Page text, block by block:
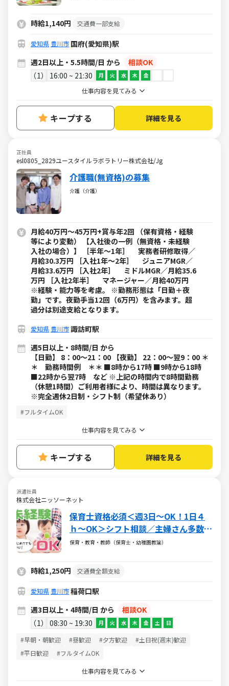
時給1,140円 交通費一部支給
愛知県 豊川市 国府(愛知県)駅
週2日以上・5.5時間/日 から
相談OK
1
16:00 ~ 21:30 月 火 水 木 金
仕事内容を見てみる
キープする 詳細を見る
正社員
esl0805_2829ユースタイルラボラトリー株式会社/Jg
介護職(無資格)の募集
介護（介護）
月給40万円～45万円+賞与年2回 （保有資格・経験
等により変動） 【入社後の一例（無資格・未経験
入社の場合）】 ［半年～1年］ 実務者研修取得／
月給30.3万円 ［入社1年～2年］ ジュニアMGR／
月給33.6万円 ［入社2年］ ミドルMGR／月給35.6
万円 ［入社2年半］ マネージャー／月給40万円
※経験・能力等を考慮。 ※勤務形態は「日勤＋夜
勤」です。夜勤手当12回（6万円）を含みます。超
過分は別途支給となります。
愛知県 豊川市諏訪町駅
週5日以上・8時間/日 から
【日勤】 8：00～21：00 【夜勤】 22：00～翌9：00 ＊
＊ 勤務時間例 ＊＊ ■8時から17時 ■9時から18時
■22時から翌7時 など ※上記の時間内で8時間勤務
（休憩1時間）ご利用者様により、時間は異なります。
※完全週休2日制・シフト制（希望休あり）
#フルタイムOK
仕事内容を見てみる
キープする 詳細を見る
派遣社員
株式会社ニッソーネット
保育士資格必須＜週3日～OK！1日４
ｈ～OK＞シフト相談／主婦さん多数活
躍中♪
保育・教育・教師（保育士・幼稚園教諭）
時給1,250円 交通費全額支給
愛知県 豊川市稲荷口駅
週3日以上・4時間/日 から
相談OK
1
08:30 ~ 19:30 月 火 水 木 金 土 日
#早朝・朝歓迎 #昼歓迎 #夕方歓迎
#土日祝(週末)歓迎
#平日歓迎
#フルタイムOK
仕事内容を見てみる